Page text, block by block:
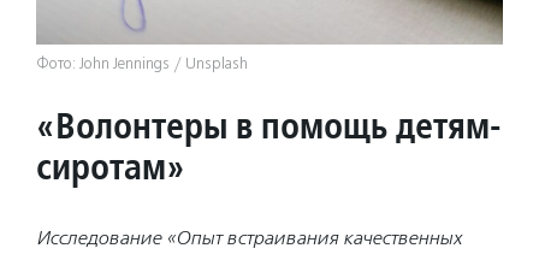
Фото: John Jennings / Unsplash
«Волонтеры в помощь детям-
сиротам»
Исследование «Опыт встраивания качественных